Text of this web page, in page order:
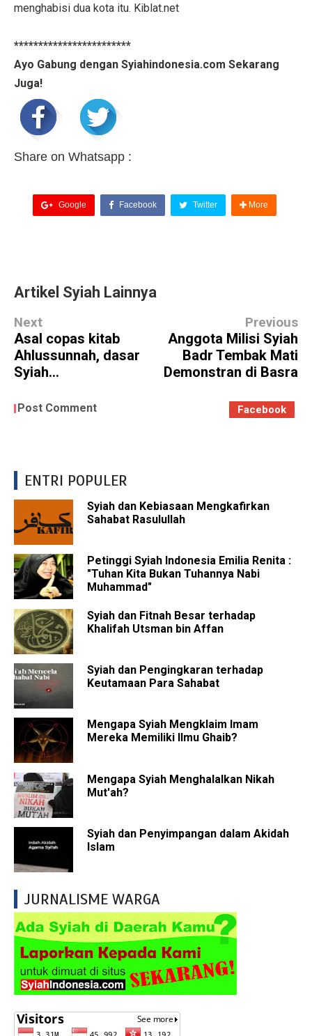
menghabisi dua kota itu. Kiblat.net
************************
Ayo Gabung dengan Syiahindonesia.com Sekarang
Juga!
Share on Whatsapp :
Google Facebook Twitter More
Artikel Syiah Lainnya
Next
Asal copas kitab
Ahlussunnah, dasar
Syiah...
Previous
Anggota Milisi Syiah
Badr Tembak Mati
Demonstran di Basra
Post Comment Facebook
ENTRI POPULER
Syiah dan Kebiasaan Mengkafirkan
Sahabat Rasulullah
Petinggi Syiah Indonesia Emilia Renita :
"Tuhan Kita Bukan Tuhannya Nabi
Muhammad"
Syiah dan Fitnah Besar terhadap
Khalifah Utsman bin Affan
Syiah dan Pengingkaran terhadap
Keutamaan Para Sahabat
Mengapa Syiah Mengklaim Imam
Mereka Memiliki Ilmu Ghaib?
Mengapa Syiah Menghalalkan Nikah
Mut'ah?
Syiah dan Penyimpangan dalam Akidah
Islam
JURNALISME WARGA